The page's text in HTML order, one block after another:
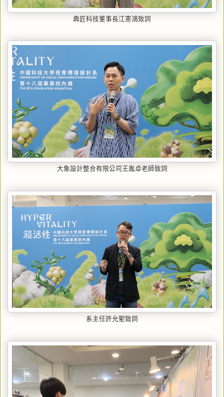
典匠科技董事長江憲鴻致詞
大象設計整合有限公司王胤卓老師致詞
系主任許允聖致詞